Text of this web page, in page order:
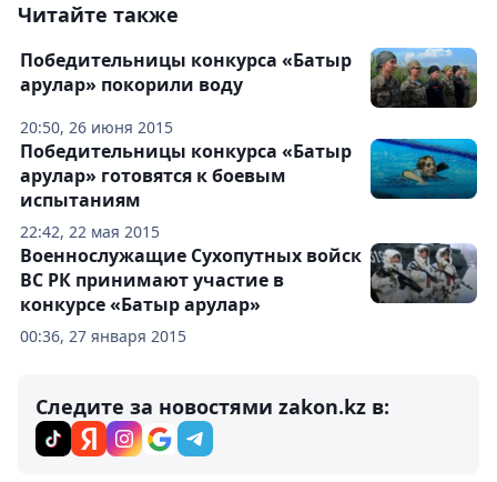
Читайте также
20:50, 26 июня 2015
Победительницы конкурса «Батыр
арулар» покорили воду
22:42, 22 мая 2015
Победительницы конкурса «Батыр
арулар» готовятся к боевым
испытаниям
00:36, 27 января 2015
Военнослужащие Сухопутных войск
ВС РК принимают участие в
конкурсе «Батыр арулар»
Следите за новостями zakon.kz в: